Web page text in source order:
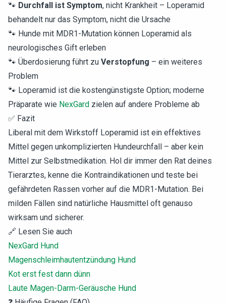
🐾 Durchfall ist Symptom, nicht Krankheit – Loperamid
behandelt nur das Symptom, nicht die Ursache
🐾 Hunde mit MDR1-Mutation können Loperamid als
neurologisches Gift erleben
🐾 Überdosierung führt zu Verstopfung – ein weiteres
Problem
🐾 Loperamid ist die kostengünstigste Option; moderne
Präparate wie NexGard zielen auf andere Probleme ab
✅ Fazit
Liberal mit dem Wirkstoff Loperamid ist ein effektives
Mittel gegen unkomplizierten Hundeurchfall – aber kein
Mittel zur Selbstmedikation. Hol dir immer den Rat deines
Tierarztes, kenne die Kontraindikationen und teste bei
gefährdeten Rassen vorher auf die MDR1-Mutation. Bei
milden Fällen sind natürliche Hausmittel oft genauso
wirksam und sicherer.
🔗 Lesen Sie auch
NexGard Hund
Magenschleimhautentzündung Hund
Kot erst fest dann dünn
Laute Magen-Darm-Geräusche Hund